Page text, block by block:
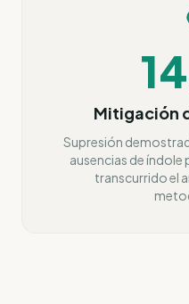
14
Mitigación
Supresión
ausencias de
transcurrido el